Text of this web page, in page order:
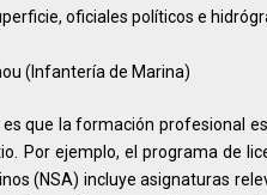
oficiales políticos e
(Infantería de Marina)
que la formación profesional
Por ejemplo, el programa de
(NSA) incluye asignaturas